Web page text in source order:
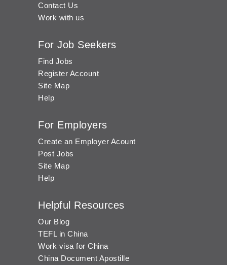
Contact Us
Work with us
For Job Seekers
Find Jobs
Register Account
Site Map
Help
For Employers
Create an Employer Acount
Post Jobs
Site Map
Help
Helpful Resources
Our Blog
TEFL in China
Work visa for China
China Document Apostille